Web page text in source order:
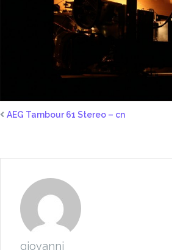
AEG Tambour 61 Stereo – cn
giovanni